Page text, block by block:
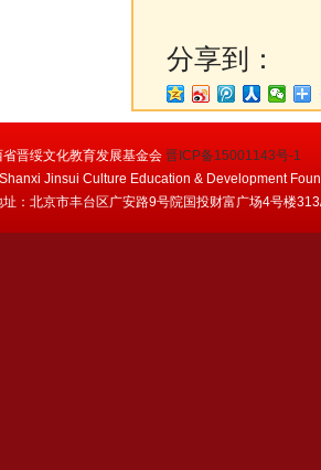
分享到：
省晋绥文化教育发展基金会 晋ICP备15001143号-1
Jinsui Culture Education & Development
址：北京市丰台区广安路9号院国投财富广场4号楼